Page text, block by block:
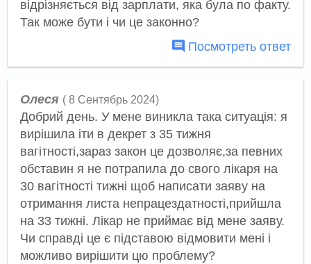
відрізняється від зарплати, яка була по факту.
Так може бути і чи це законно?
Посмотреть ответ
Олеся ( 8 Сентябрь 2024)
Добрий день. У мене виникла така ситуація: я
вирішила іти в декрет з 35 тижня
вагітності,зараз закон це дозволяє,за певних
обставин я не потрапила до свого лікаря на
30 вагітності тижні щоб написати заяву на
отримання листа непрацездатності,прийшла
на 33 тижні. Лікар не приймає від мене заяву.
Чи справді це є підставою відмовити мені і
можливо вирішити цю проблему?